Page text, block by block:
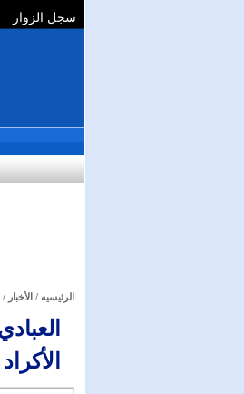
سجل الزوار
الرئيسيه / الأخبار /
الأكراد